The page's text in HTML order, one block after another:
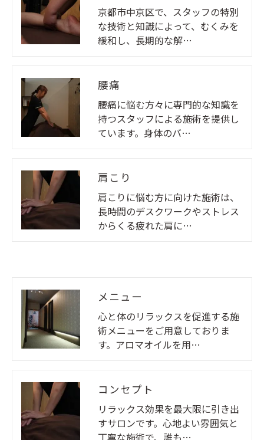
京都市中京区で、スタッフの特別
な技術と知識によって、むくみを
緩和し、長期的な解…
腰痛
腰痛に悩む方々に専門的な知識を
持つスタッフによる施術を提供し
ています。身体のバ…
肩こり
肩こりに悩む方に向けた施術は、
長時間のデスクワークやストレス
からくる疲れた肩に…
メニュー
心と体のリラックスを促進する施
術メニューをご用意しておりま
す。アロマオイルを用…
コンセプト
リラックス効果を最大限に引き出
すサロンです。心地よい雰囲気と
丁寧な施術で、誰も…